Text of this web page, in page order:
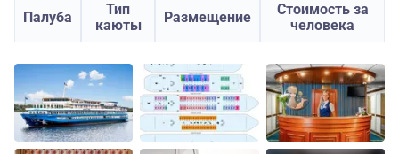
Палуба
Тип
каюты
Размещение
Стоимость за
человека